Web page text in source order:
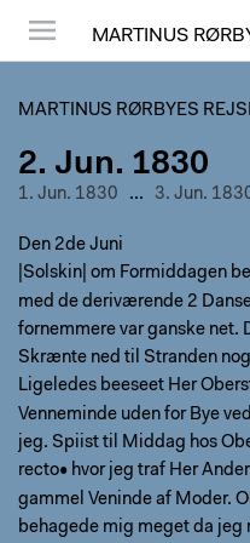
MARTINUS
MARTINUS RØRBYES
2. Jun. 1830
1. Jun. 1830 ... 3. Jun.
Den 2de Juni
|Solskin| om Formiddagen
med de deriværende 2
fornemmere var ganske net.
Skrænte ned til Stranden
Ligeledes beeseet Her
Venneminde uden for Bye
jeg. Spiist til Middag hos
recto• hvor jeg traf Her
gammel Veninde af Moder.
behagede mig meget da jeg